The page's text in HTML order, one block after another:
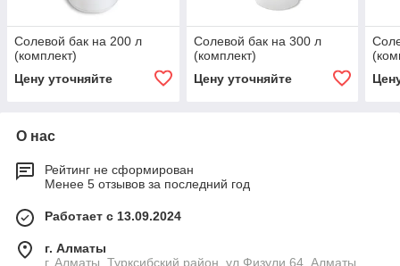
Солевой бак на 200 л
(комплект)
Цену уточняйте
Солевой бак на 300 л
(комплект)
Цену уточняйте
О нас
Рейтинг не сформирован
Менее 5 отзывов за последний год
Работает с 13.09.2024
г. Алматы
г. Алматы, Турксибский район, ул Физули 64, Алматы,